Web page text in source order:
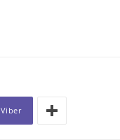
Viber